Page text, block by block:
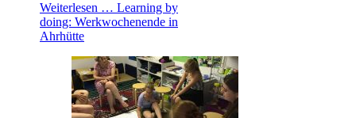
Weiterlesen … Learning by
doing: Werkwochenende in
Ahrhütte